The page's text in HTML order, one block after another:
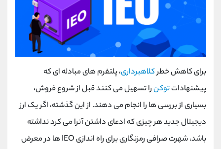
برای کاهش خطرکلاهبرداری، پلتفرم های مبادله ای که
پیشنهاداتتوکنرا تسهیل می کنند قبل از شروع فروش،
بسیاری از بررسی ها را انجام می دهند. از این گذشته، اگر یک ارز
دیجیتال جدید هر چیزی که ادعای داشتن آنرا می کرد نداشته
باشد، شهرت صرافی رمزنگاری برای راه اندازی IEO ها در معرض